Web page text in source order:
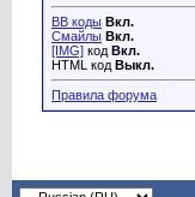
BB коды Вкл.
Смайлы Вкл.
[IMG] код Вкл.
HTML код Выкл.
Правила форума